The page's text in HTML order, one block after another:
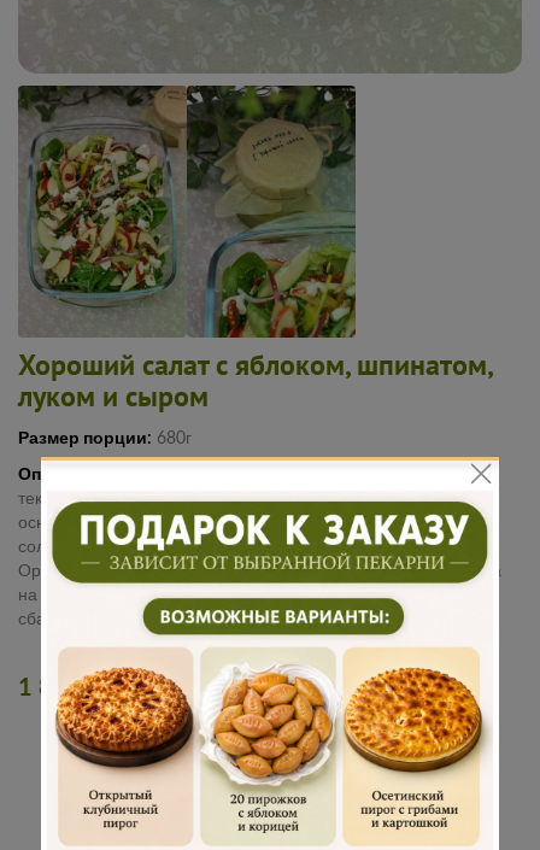
Хороший салат с яблоком, шпинатом,
луком и сыром
Размер порции: 680г
Описание:
текстурой. Шпинат и мангольд создают лёгкую зелёную
основу, а яблоко добавляет сочность и свежесть. Фета даёт
солоноватую сливочную ноту, а клюква — лёгкую кислинку.
Орехи и семечки добавляют хруст и глубину вкуса. Заправка
на оливковом масле и лимоне делает салат
сбалансированным и живым.
1 800 руб. ДОБАВИТЬ В КОРЗИНУ